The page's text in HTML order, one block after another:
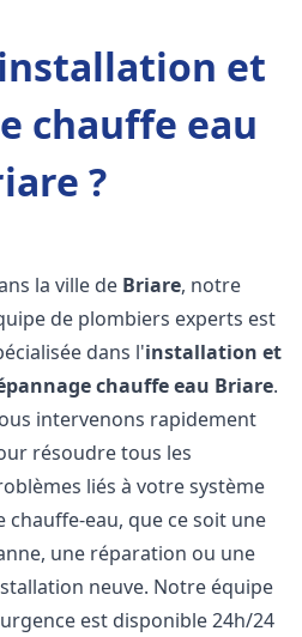
et
chauffe eau
?
la ville de Briare, notre
de plombiers experts est
dans l'installation et
chauffe eau Briare.
intervenons rapidement
résoudre tous les
liés à votre système
chauffe-eau, que ce soit une
une réparation ou une
neuve. Notre équipe
est disponible 24h/24